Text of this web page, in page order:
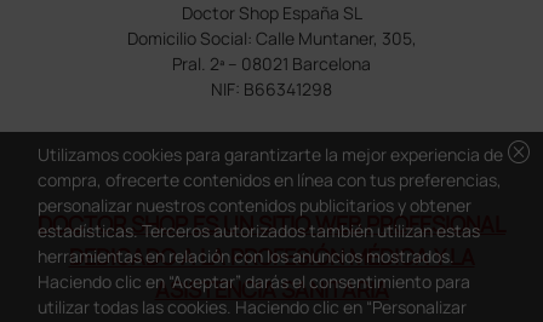
Doctor Shop España SL
Domicilio Social: Calle Muntaner, 305,
Pral. 2ª – 08021 Barcelona
NIF: B66341298
DOCTOR SHOP ES UN SITIO WEB PROFESIONAL
DEDICADO A LA PROFESIÓN MÉDICA Y LA
ASISTENCIA SANITARIA
cancel
Utilizamos cookies para garantizarte la mejor experiencia de
compra, ofrecerte contenidos en línea con tus preferencias,
personalizar nuestros contenidos publicitarios y obtener
estadísticas. Terceros autorizados también utilizan estas
herramientas en relación con los anuncios mostrados.
Haciendo clic en “Aceptar” darás el consentimiento para
utilizar todas las cookies. Haciendo clic en “Personalizar